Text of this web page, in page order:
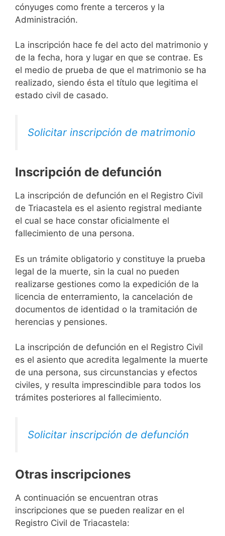
cónyuges como frente a terceros y la
Administración.
La inscripción hace fe del acto del matrimonio y
de la fecha, hora y lugar en que se contrae. Es
el medio de prueba de que el matrimonio se ha
realizado, siendo ésta el título que legitima el
estado civil de casado.
Solicitar inscripción de matrimonio
Inscripción de defunción
La inscripción de defunción en el Registro Civil
de Triacastela es el asiento registral mediante
el cual se hace constar oficialmente el
fallecimiento de una persona.
Es un trámite obligatorio y constituye la prueba
legal de la muerte, sin la cual no pueden
realizarse gestiones como la expedición de la
licencia de enterramiento, la cancelación de
documentos de identidad o la tramitación de
herencias y pensiones.
La inscripción de defunción en el Registro Civil
es el asiento que acredita legalmente la muerte
de una persona, sus circunstancias y efectos
civiles, y resulta imprescindible para todos los
trámites posteriores al fallecimiento.
Solicitar inscripción de defunción
Otras inscripciones
A continuación se encuentran otras
inscripciones que se pueden realizar en el
Registro Civil de Triacastela: